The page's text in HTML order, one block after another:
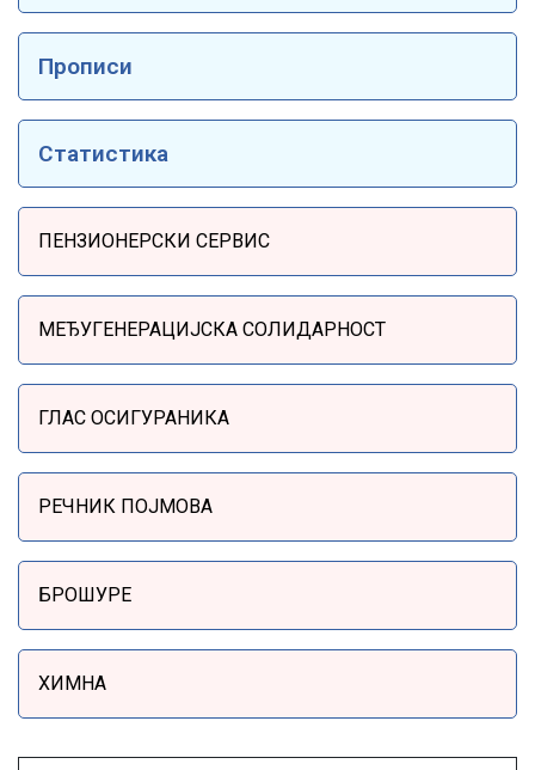
Прописи
Статистика
ПЕНЗИОНЕРСКИ СЕРВИС
МЕЂУГЕНЕРАЦИЈСКА СОЛИДАРНОСТ
ГЛАС ОСИГУРАНИКА
РЕЧНИК ПОЈМОВА
БРОШУРЕ
ХИМНА